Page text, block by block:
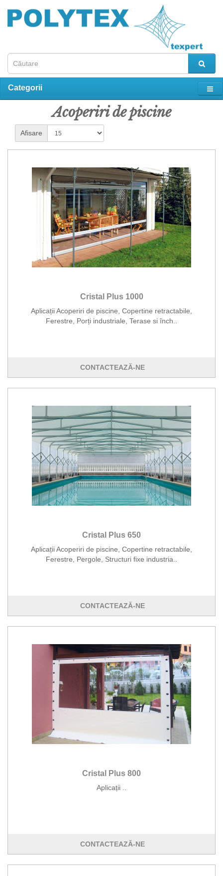
Categorii
Acoperiri de piscine
Afisare
Cristal Plus 1000
Aplicații Acoperiri de piscine, Copertine retractabile,
Ferestre, Porți industriale, Terase si înch..
CONTACTEAZĂ-NE
Cristal Plus 650
Aplicații Acoperiri de piscine, Copertine retractabile,
Ferestre, Pergole, Structuri fixe industria..
CONTACTEAZĂ-NE
Cristal Plus 800
Aplicații ..
CONTACTEAZĂ-NE